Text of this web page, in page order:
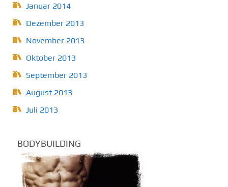
Januar 2014
Dezember 2013
November 2013
Oktober 2013
September 2013
August 2013
Juli 2013
BODYBUILDING